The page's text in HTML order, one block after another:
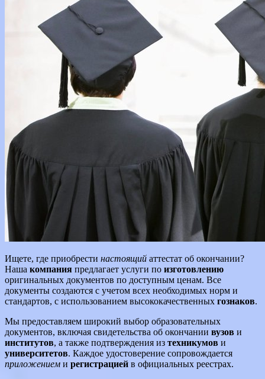
Ищете, где приобрести настоящий аттестат об окончании?
Наша компания предлагает услуги по изготовлению
оригинальных документов по доступным ценам. Все
документы создаются с учетом всех необходимых норм и
стандартов, с использованием высококачественных гознаков.
Мы предоставляем широкий выбор образовательных
документов, включая свидетельства об окончании вузов и
институтов, а также подтверждения из техникумов и
университетов. Каждое удостоверение сопровождается
приложением и регистрацией в официальных реестрах.